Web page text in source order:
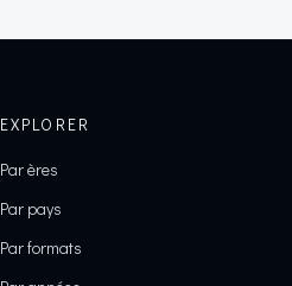
EXPLORER
Par ères
Par pays
Par formats